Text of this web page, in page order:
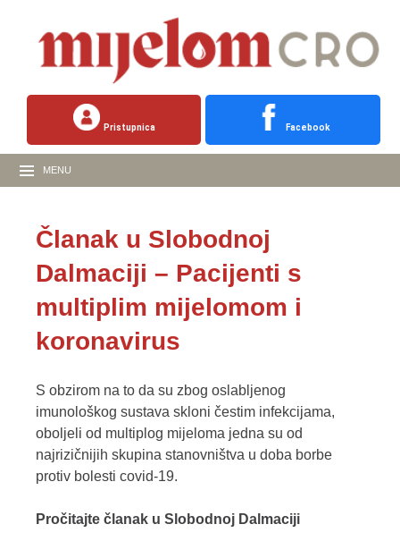
Pristupnica Facebook
MENU
Članak u Slobodnoj
Dalmaciji – Pacijenti s
multiplim mijelomom i
koronavirus
S obzirom na to da su zbog oslabljenog
imunološkog sustava skloni čestim infekcijama,
oboljeli od multiplog mijeloma jedna su od
najrizičnijih skupina stanovništva u doba borbe
protiv bolesti covid-19.
Pročitajte članak u Slobodnoj Dalmaciji